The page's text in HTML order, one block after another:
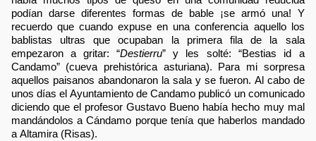
podían darse diferentes formas de bable ¡se armó una! Y
recuerdo que cuando expuse en una conferencia aquello los
bablistas ultras que ocupaban la primera fila de la sala
empezaron a gritar: “Destierru” y les solté: “Bestias id a
Candamo” (cueva prehistórica asturiana). Para mi sorpresa
aquellos paisanos abandonaron la sala y se fueron. Al cabo de
unos días el Ayuntamiento de Candamo publicó un comunicado
diciendo que el profesor Gustavo Bueno había hecho muy mal
mandándolos a Cándamo porque tenía que haberlos mandado
a Altamira (Risas).